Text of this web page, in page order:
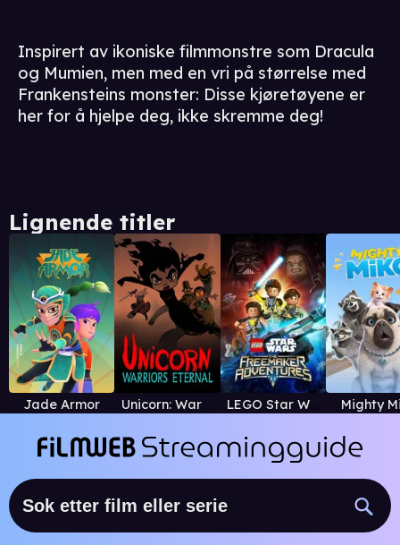
Inspirert av ikoniske filmmonstre som Dracula
og Mumien, men med en vri på størrelse med
Frankensteins monster: Disse kjøretøyene er
her for å hjelpe deg, ikke skremme deg!
Lignende titler
Jade Armor Unicorn: Warriors Eternal LEGO Star Wars: The Freemaker Adventures Mighty